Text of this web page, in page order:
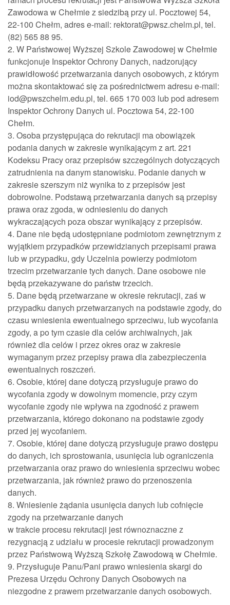
Zawodowa w Chełmie z siedzibą przy ul. Pocztowej 54,
22-100 Chełm, adres e-mail: rektorat@pwsz.chelm.pl, tel.
(82) 565 88 95.
2. W Państwowej Wyższej Szkole Zawodowej w Chełmie
funkcjonuje Inspektor Ochrony Danych, nadzorujący
prawidłowość przetwarzania danych osobowych, z którym
można skontaktować się za pośrednictwem adresu e-mail:
iod@pwszchelm.edu.pl, tel. 665 170 003 lub pod adresem
Inspektor Ochrony Danych ul. Pocztowa 54, 22-100
Chełm.
3. Osoba przystępująca do rekrutacji ma obowiązek
podania danych w zakresie wynikającym z art. 221
Kodeksu Pracy oraz przepisów szczególnych dotyczących
zatrudnienia na danym stanowisku. Podanie danych w
zakresie szerszym niż wynika to z przepisów jest
dobrowolne. Podstawą przetwarzania danych są przepisy
prawa oraz zgoda, w odniesieniu do danych
wykraczających poza obszar wynikający z przepisów.
4. Dane nie będą udostępniane podmiotom zewnętrznym z
wyjątkiem przypadków przewidzianych przepisami prawa
lub w przypadku, gdy Uczelnia powierzy podmiotom
trzecim przetwarzanie tych danych. Dane osobowe nie
będą przekazywane do państw trzecich.
5. Dane będą przetwarzane w okresie rekrutacji, zaś w
przypadku danych przetwarzanych na podstawie zgody, do
czasu wniesienia ewentualnego sprzeciwu, lub wycofania
zgody, a po tym czasie dla celów archiwalnych, jak
również dla celów i przez okres oraz w zakresie
wymaganym przez przepisy prawa dla zabezpieczenia
ewentualnych roszczeń.
6. Osobie, której dane dotyczą przysługuje prawo do
wycofania zgody w dowolnym momencie, przy czym
wycofanie zgody nie wpływa na zgodność z prawem
przetwarzania, którego dokonano na podstawie zgody
przed jej wycofaniem.
7. Osobie, której dane dotyczą przysługuje prawo dostępu
do danych, ich sprostowania, usunięcia lub ograniczenia
przetwarzania oraz prawo do wniesienia sprzeciwu wobec
przetwarzania, jak również prawo do przenoszenia
danych.
8. Wniesienie żądania usunięcia danych lub cofnięcie
zgody na przetwarzanie danych
w trakcie procesu rekrutacji jest równoznaczne z
rezygnacją z udziału w procesie rekrutacji prowadzonym
przez Państwową Wyższą Szkołę Zawodową w Chełmie.
9. Przysługuje Panu/Pani prawo wniesienia skargi do
Prezesa Urzędu Ochrony Danych Osobowych na
niezgodne z prawem przetwarzanie danych osobowych.